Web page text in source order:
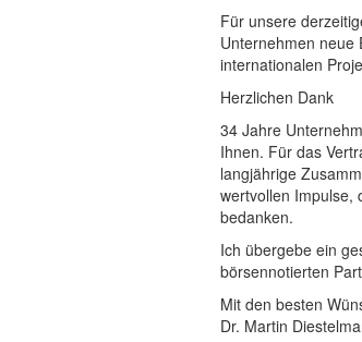
Für unsere
Unternehmen neue
internationalen
Herzlichen Dank
34 Jahre
Ihnen. Für das
langjährige
wertvollen Impulse,
bedanken.
Ich übergebe ein
börsennotierten
Mit den besten
Dr. Martin